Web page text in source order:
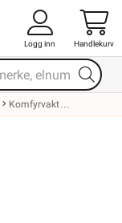
Logg inn Handlekurv
Komfyrvakt